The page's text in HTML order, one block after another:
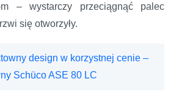
– wystarczy przeciągnąć palec
się otworzyły.
design w korzystnej cenie –
Schüco ASE 80 LC